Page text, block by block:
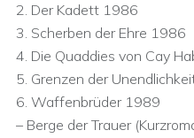
2. Der Kadett 1986
3. Scherben der Ehre 1986
4. Die Quaddies von Cay
5. Grenzen der
6. Waffenbrüder 1989
– Berge der Trauer